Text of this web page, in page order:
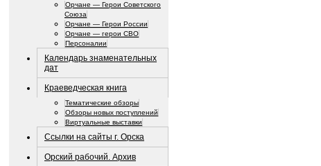
Орчане — Герои Советского
Союза
Орчане — Герои России
Орчане — герои СВО
Персоналии
Календарь знаменательных
дат
Краеведческая книга
Тематические обзоры
Обзоры новых поступлений
Виртуальные выставки
Ссылки на сайты г. Орска
Орский рабочий. Архив